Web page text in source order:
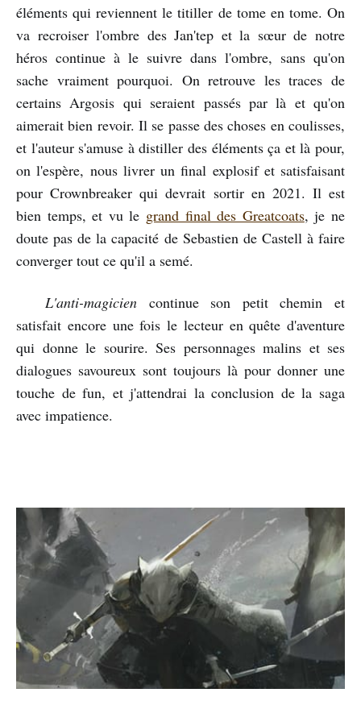
éléments qui reviennent le titiller de tome en tome. On
va recroiser l'ombre des Jan'tep et la sœur de notre
héros continue à le suivre dans l'ombre, sans qu'on
sache vraiment pourquoi. On retrouve les traces de
certains Argosis qui seraient passés par là et qu'on
aimerait bien revoir. Il se passe des choses en coulisses,
et l'auteur s'amuse à distiller des éléments ça et là pour,
on l'espère, nous livrer un final explosif et satisfaisant
pour Crownbreaker qui devrait sortir en 2021. Il est
bien temps, et vu le grand final des Greatcoats, je ne
doute pas de la capacité de Sebastien de Castell à faire
converger tout ce qu'il a semé.
L'anti-magicien continue son petit chemin et
satisfait encore une fois le lecteur en quête d'aventure
qui donne le sourire. Ses personnages malins et ses
dialogues savoureux sont toujours là pour donner une
touche de fun, et j'attendrai la conclusion de la saga
avec impatience.